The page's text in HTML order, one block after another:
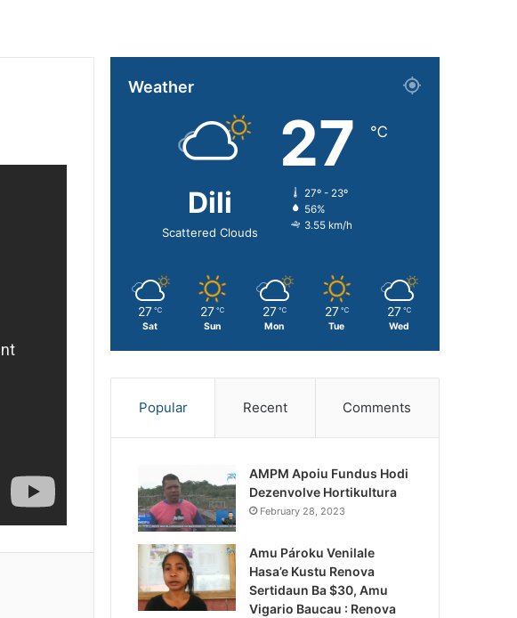
Weather
Dili
Scattered Clouds
27 ℃
27º - 23º
56%
3.55 km/h
27 ℃
Sat
27 ℃
Sun
27 ℃
Mon
27 ℃
Tue
27 ℃
Wed
Popular Recent Comments
AMPM Apoiu Fundus Hodi
Dezenvolve Hortikultura
February 28, 2023
Amu Pároku Venilale
Hasa’e Kustu Renova
Sertidaun Ba $30, Amu
Vigario Baucau : Renova